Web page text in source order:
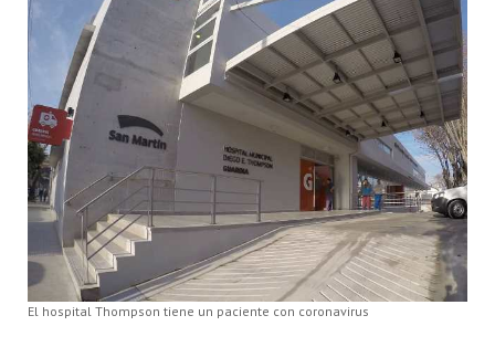
El hospital Thompson tiene un paciente con coronavirus